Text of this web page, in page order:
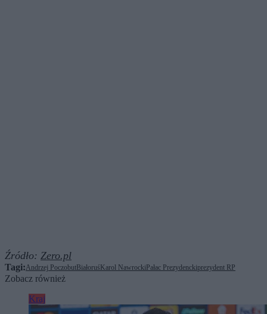
Źródło: Zero.pl
Tagi:Andrzej PoczobutBiałoruśKarol NawrockiPałac Prezydenckiprezydent RP
Zobacz również
Kraj